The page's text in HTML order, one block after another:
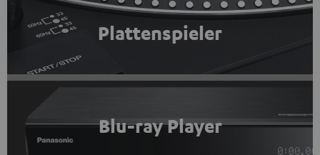
Plattenspieler
Blu-ray Player